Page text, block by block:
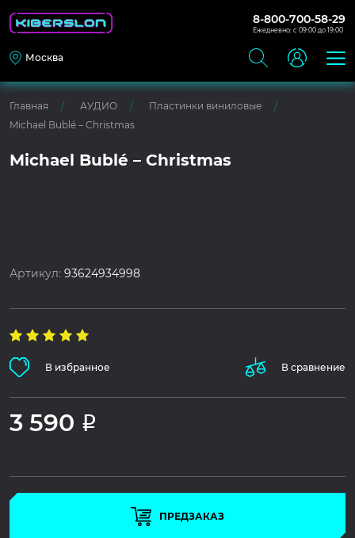
8-800-700-58-29
Ежедневно: с 09:00 до 19:00
Москва
Главная АУДИО
Пластинки виниловые
Michael Bublé – Christmas
Michael Bublé – Christmas
Артикул:93624934998
В избранное В сравнение
3 590 Р
ПРЕДЗАКАЗ